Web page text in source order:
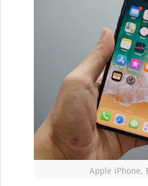
Apple iPhone,